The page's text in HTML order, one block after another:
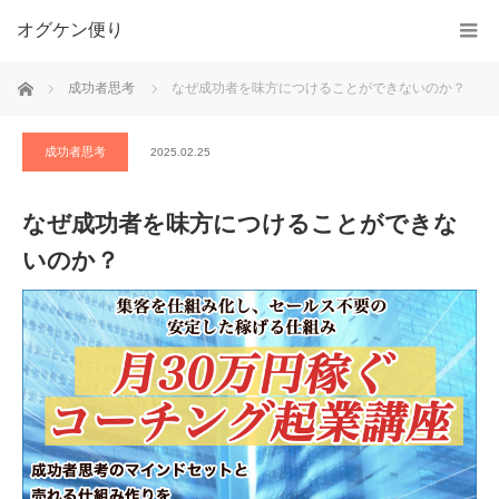
オグケン便り
ホーム 成功者思考 なぜ成功者を味方につけることができないのか？
成功者思考 2025.02.25
なぜ成功者を味方につけることができな
いのか？